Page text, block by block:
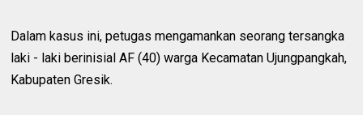
Dalam kasus ini, petugas mengamankan seorang tersangka
laki - laki berinisial AF (40) warga Kecamatan Ujungpangkah,
Kabupaten Gresik.